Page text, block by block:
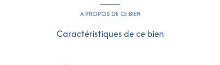
A PROPOS DE CE BIEN
Caractéristiques de ce bien